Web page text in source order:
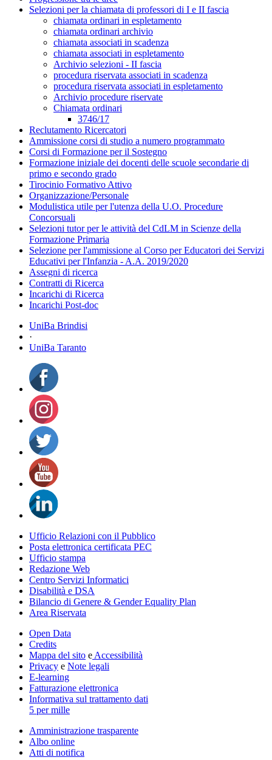
Selezioni per la chiamata di professori di I e II fascia
chiamata ordinari in espletamento
chiamata ordinari archivio
chiamata associati in scadenza
chiamata associati in espletamento
Archivio selezioni - II fascia
procedura riservata associati in scadenza
procedura riservata associati in espletamento
Archivio procedure riservate
Chiamata ordinari
3746/17
Reclutamento Ricercatori
Ammissione corsi di studio a numero programmato
Corsi di Formazione per il Sostegno
Formazione iniziale dei docenti delle scuole secondarie di
primo e secondo grado
Tirocinio Formativo Attivo
Organizzazione/Personale
Modulistica utile per l'utenza della U.O. Procedure
Concorsuali
Selezioni tutor per le attività del CdLM in Scienze della
Formazione Primaria
Selezione per l'ammissione al Corso per Educatori dei Servizi
Educativi per l'Infanzia - A.A. 2019/2020
Assegni di ricerca
Contratti di Ricerca
Incarichi di Ricerca
Incarichi Post-doc
UniBa Brindisi
·
UniBa Taranto
Ufficio Relazioni con il Pubblico
Posta elettronica certificata PEC
Ufficio stampa
Redazione Web
Centro Servizi Informatici
Disabilità e DSA
Bilancio di Genere & Gender Equality Plan
Area Riservata
Open Data
Credits
Mappa del sito e Accessibilità
Privacy e Note legali
E-learning
Fatturazione elettronica
Informativa sul trattamento dati
5 per mille
Amministrazione trasparente
Albo online
Atti di notifica